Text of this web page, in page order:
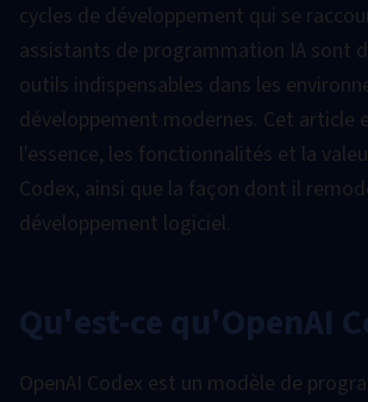
cycles de développement qui se
assistants de programmation IA sont
outils indispensables dans les
développement modernes. Cet article
l'essence, les fonctionnalités et la
Codex, ainsi que la façon dont il
développement logiciel.
Qu'est-ce qu'OpenAI
OpenAI Codex est un modèle de